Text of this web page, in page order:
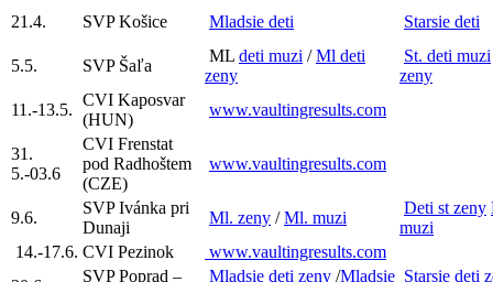
21.4. SVP Košice Mladsie deti Starsie deti
5.5. SVP Šaľa
ML deti muzi /Ml deti
zeny
St. deti muzi
zeny
11.-13.5.
CVI Kaposvar
(HUN)
www.vaultingresults.com
31.
5.-03.6
CVI Frenstat
pod Radhoštem
(CZE)
www.vaultingresults.com
9.6.
SVP Ivánka pri
Dunaji
Ml. zeny /Ml. muzi
Deti st zeny
muzi
14.-17.6. CVI Pezinok
www.vaultingresults.com
SVP Poprad – Mladsie deti zeny /Mladsie Starsie deti